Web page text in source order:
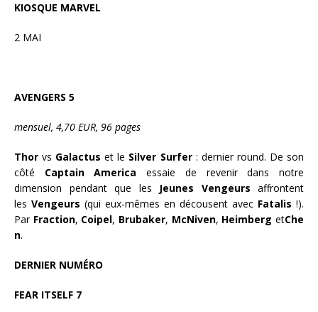
KIOSQUE MARVEL
2 MAI
AVENGERS 5
mensuel, 4,70 EUR, 96 pages
Thorvs Galactus et le Silver Surfer: dernier round. De son
côté Captain America essaie de revenir dans notre
dimension pendant que les
Jeunes Vengeurs affrontent
les Vengeurs (qui eux-mêmes en décousent avec Fatalis !).
Par Fraction, Coipel, Brubaker, McNiven, Heimberg etChe
n.
DERNIER NUMÉRO
FEAR ITSELF 7